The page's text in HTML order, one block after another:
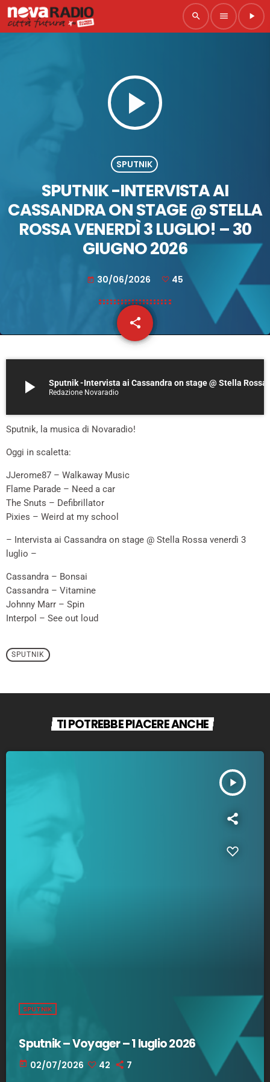
search menu play_arrow
play_arrow
SPUTNIK
SPUTNIK -INTERVISTA AI
CASSANDRA ON STAGE @ STELLA
ROSSA VENERDÌ 3 LUGLIO! – 30
GIUGNO 2026
today 30/06/2026 45
share
email
play_arrow Redazione Novaradio
Sputnik, la musica di Novaradio!
Oggi in scaletta:
JJerome87 – Walkaway Music
Flame Parade – Need a car
The Snuts – Defibrillator
Pixies – Weird at my school
– Intervista ai Cassandra on stage @ Stella Rossa venerdì 3
luglio –
Cassandra – Bonsai
Cassandra – Vitamine
Johnny Marr – Spin
Interpol – See out loud
SPUTNIK
TI POTREBBE PIACERE ANCHE
play_arrow
SPUTNIK
Sputnik – Voyager – 1 luglio 2026
today 02/07/2026 42 7